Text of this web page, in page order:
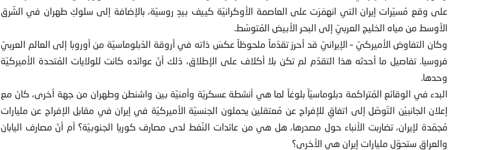
على وقع مُسيّرات إيران التي انهمَرَت على العاصمة الأوكرانيّة كييف بيدٍ روسيّة، بالإضافة إلى سلوكِ طهران في الشّرق
الأوسط من مياه الخليج العربيّ إلى البحر الأبيض المُتوسّط.
وكان التفاوض الأميركيّ – الإيرانيّ قد أحرز تقدّماً ملحوظاً عكسَ ذاته في أروقة الدّبلوماسيّة من أوروبا إلى العالم العربيّ
فروسيا. تفاصيل ما أحدثه هذا التقدّم لم تكن بلا أكلاف على الإطلاق، ذلك أنّ عوائده كانت للولايات المُتحدة الأميركيّة
وحدها.
البدء في الوقائع المُتراكمة دبلوماسيّاً بلوغاً لما هي أنشطة عسكريّة وأمنيّة بين واشنطن وطهران من جهة أخرى، كانَ مع
إعلان الجانبيْن التّوصّل إلى اتفاقٍ للإفراج عن مُعتقلين يحملون الجنسيّة الأميركيّة في إيران في مقابل الإفراج عن مليارات
مُجمّدة لإيران، تضاربت الأنباء حول مصدرها، هل هي من عائدات النّفط لدى مصارف كوريا الجنوبيّة؟ أم أنّ مصارف اليابان
والعراق ستحوّل مليارات إيران هي الأخرى؟